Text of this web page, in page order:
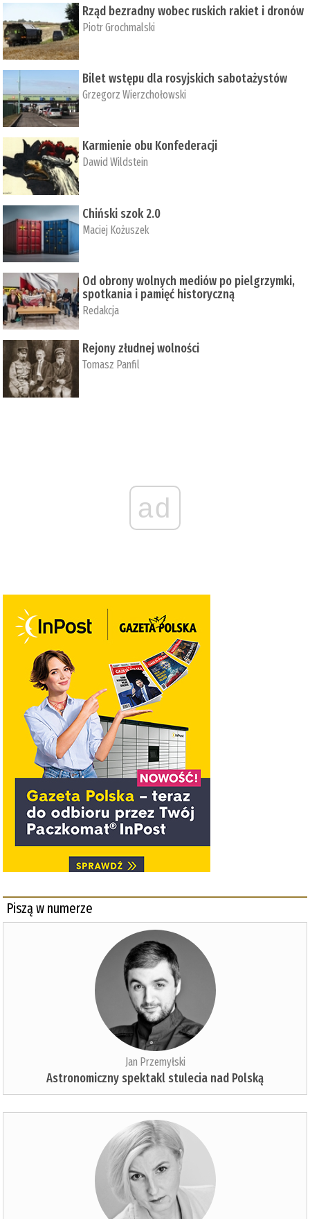
Rząd bezradny wobec ruskich rakiet i dronów
Piotr Grochmalski
Bilet wstępu dla rosyjskich sabotażystów
Grzegorz Wierzchołowski
Karmienie obu Konfederacji
Dawid Wildstein
Chiński szok 2.0
Maciej Kożuszek
Od obrony wolnych mediów po pielgrzymki,
spotkania i pamięć historyczną
Redakcja
Rejony złudnej wolności
Tomasz Panfil
ad
Piszą w numerze
Jan Przemyłski
Astronomiczny spektakl stulecia nad Polską